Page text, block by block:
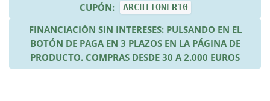
CUPÓN:
ARCHITONER10
FINANCIACIÓN SIN INTERESES: PULSANDO EN EL
BOTÓN DE PAGA EN 3 PLAZOS EN LA PÁGINA DE
PRODUCTO. COMPRAS DESDE 30 A 2.000 EUROS